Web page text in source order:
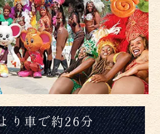
り車で約26分